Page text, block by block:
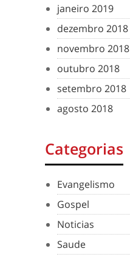
janeiro 2019
dezembro 2018
novembro 2018
outubro 2018
setembro 2018
agosto 2018
Categorias
Evangelismo
Gospel
Noticias
Saude